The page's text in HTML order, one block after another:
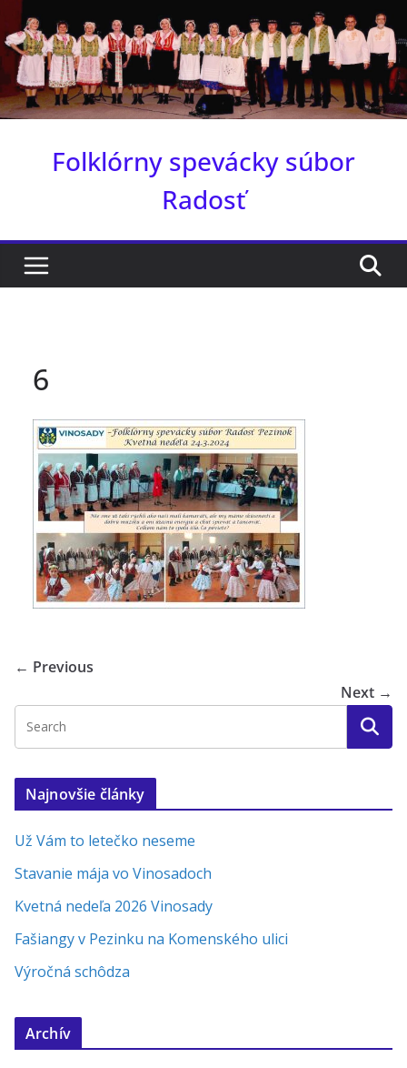
to
content
Folklórny spevácky súbor
Radosť
6
← Previous
Next →
Najnovšie články
Už Vám to letečko neseme
Stavanie mája vo Vinosadoch
Kvetná nedeľa 2026 Vinosady
Fašiangy v Pezinku na Komenského ulici
Výročná schôdza
Archív